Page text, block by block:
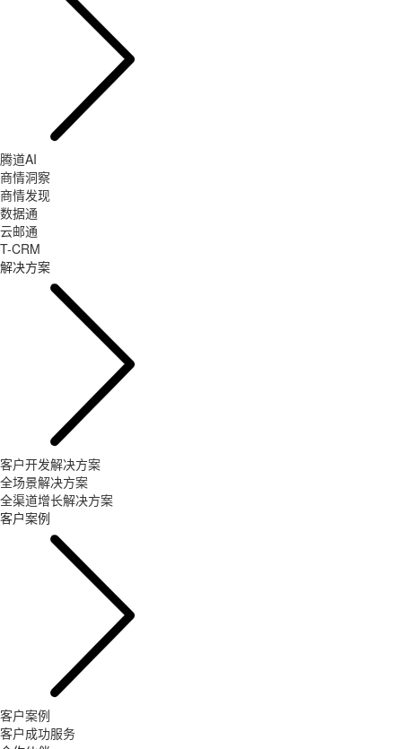
腾道AI
商情洞察
商情发现
数据通
云邮通
T-CRM
解决方案
客户开发解决方案
全场景解决方案
全渠道增长解决方案
客户案例
客户案例
客户成功服务